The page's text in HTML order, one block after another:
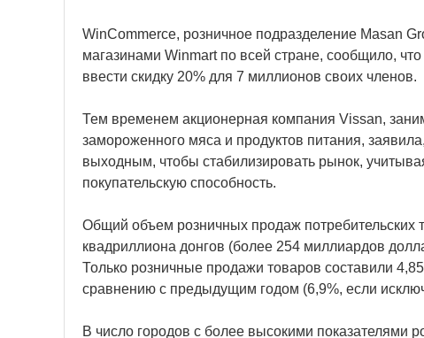
WinСommerce, розничное подразделение Masan
магазинами Winmart по всей стране, сообщило,
ввести скидку 20% для 7 миллионов своих членов.
Тем временем акционерная компания Vissan,
замороженного мяса и продуктов питания,
выходным, чтобы стабилизировать рынок,
покупательскую способность.
Общий объем розничных продаж потребительских
квадриллиона донгов (более 254 миллиардов
Только розничные продажи товаров составили
сравнению с предыдущим годом (6,9%, если
В число городов с более высокими показателями